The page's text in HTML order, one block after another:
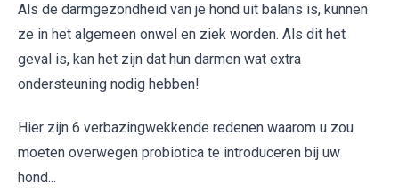
Als de darmgezondheid van je hond uit balans is, kunnen
ze in het algemeen onwel en ziek worden. Als dit het
geval is, kan het zijn dat hun darmen wat extra
ondersteuning nodig hebben!
Hier zijn 6 verbazingwekkende redenen waarom u zou
moeten overwegen probiotica te introduceren bij uw
hond...